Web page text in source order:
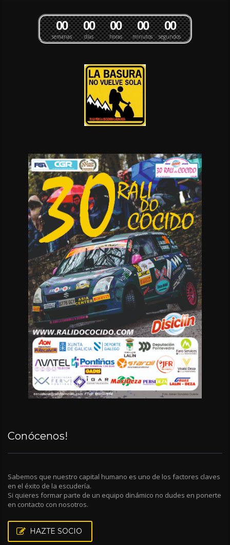
semanas
00
días
00
horas
00
minutos
00
segundos
00
Conócenos!
Sabemos que nuestro capital humano es uno de los factores claves
en el éxito de la escudería.
Si quieres formar parte de un equipo dinámico no dudes en ponerte
en contacto con nosotros.
HAZTE SOCIO